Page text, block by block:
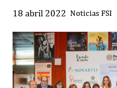
18 abril 2022 Noticias FSI